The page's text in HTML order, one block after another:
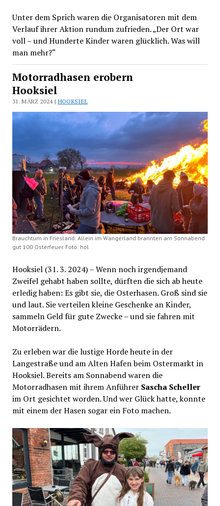
Unter dem Sprich waren die Organisatoren mit dem
Verlauf ihrer Aktion rundum zufrieden. „Der Ort war
voll – und Hunderte Kinder waren glücklich. Was will
man mehr?“
Motorradhasen erobern
Hooksiel
31. MÄRZ 2024 | HOOKSIEL
Brauchtum in Friesland: Allein im Wangerland brannten am Sonnabend
gut 100 Osterfeuer. Foto: hol
Hooksiel (31. 3. 2024) – Wenn noch irgendjemand
Zweifel gehabt haben sollte, dürften die sich ab heute
erledig haben: Es gibt sie, die Osterhasen. Groß sind sie
und laut. Sie verteilen kleine Geschenke an Kinder,
sammeln Geld für gute Zwecke – und sie fahren mit
Motorrädern.
Zu erleben war die lustige Horde heute in der
Langestraße und am Alten Hafen beim Ostermarkt in
Hooksiel. Bereits am Sonnabend waren die
Motorradhasen mit ihrem Anführer Sascha Scheller
im Ort gesichtet worden. Und wer Glück hatte, konnte
mit einem der Hasen sogar ein Foto machen.